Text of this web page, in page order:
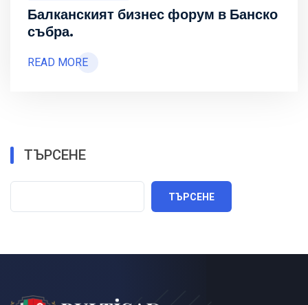
Балканският бизнес форум в Банско
събра.
READ MORE
ТЪРСЕНЕ
ТЪРСЕНЕ